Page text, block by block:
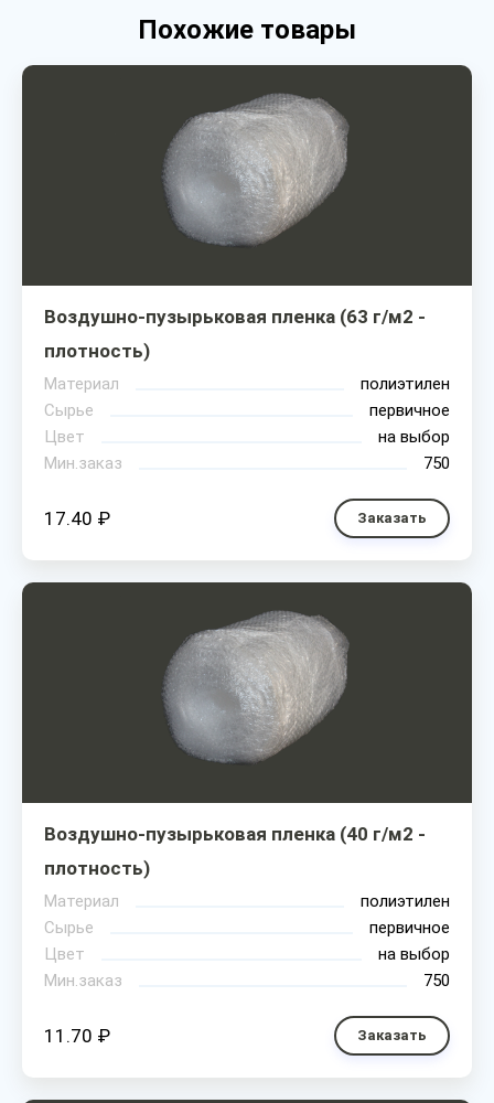
Похожие товары
Воздушно-пузырьковая пленка (63 г/м2 -
плотность)
Материал
полиэтилен
Сырье
первичное
Цвет
на выбор
Мин.заказ
750
17.40 ₽ Заказать
Воздушно-пузырьковая пленка (40 г/м2 -
плотность)
Материал
полиэтилен
Сырье
первичное
Цвет
на выбор
Мин.заказ
750
11.70 ₽ Заказать